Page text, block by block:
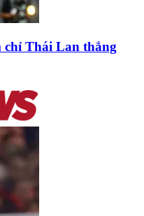
Thái Lan thắng